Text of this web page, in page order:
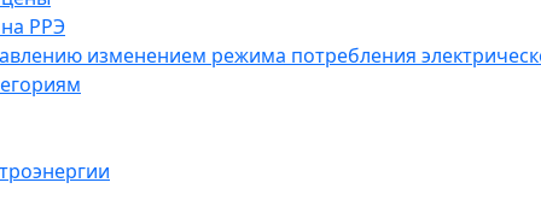
РРЭ
изменением режима потребления